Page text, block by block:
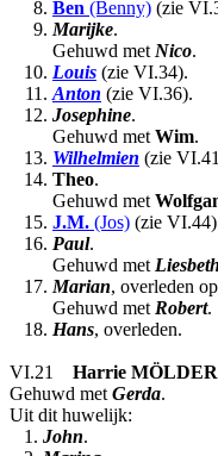
8. Ben (Benny) (zie
9. Marijke.
Gehuwd met Nico.
10. Louis (zie VI.34).
11. Anton (zie VI.36).
12. Josephine.
Gehuwd met Wim.
13. Wilhelmien (zie
14. Theo.
Gehuwd met
15. J.M. (Jos) (zie
16. Paul.
Gehuwd met Liesbeth
17. Marian, overleden
Gehuwd met Robert.
18. Hans, overleden.
VI.21 Harrie MÖLDER
Gehuwd met Gerda.
Uit dit huwelijk:
1. John.